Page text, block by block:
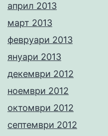
април 2013
март 2013
февруари 2013
януари 2013
декември 2012
ноември 2012
октомври 2012
септември 2012